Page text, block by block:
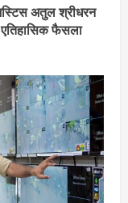
अतुल श्रीधरन
फैसला